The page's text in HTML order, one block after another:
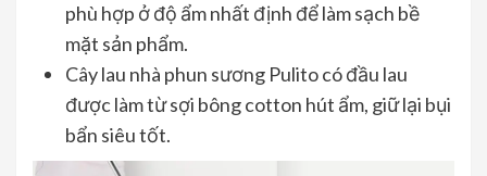
phù hợp ở độ ẩm nhất định để làm sạch bề
mặt sản phẩm.
Cây lau nhà phun sương Pulito có đầu lau
được làm từ sợi bông cotton hút ẩm, giữ lại bụi
bẩn siêu tốt.